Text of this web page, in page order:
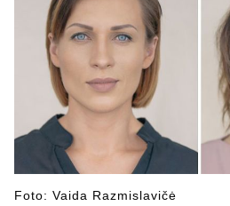
Foto: Vaida Razmislavičė